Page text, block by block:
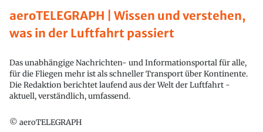
aeroTELEGRAPH | Wissen und verstehen,
was in der Luftfahrt passiert
Das unabhängige Nachrichten- und Informationsportal für alle,
für die Fliegen mehr ist als schneller Transport über Kontinente.
Die Redaktion berichtet laufend aus der Welt der Luftfahrt -
aktuell, verständlich, umfassend.
© aeroTELEGRAPH